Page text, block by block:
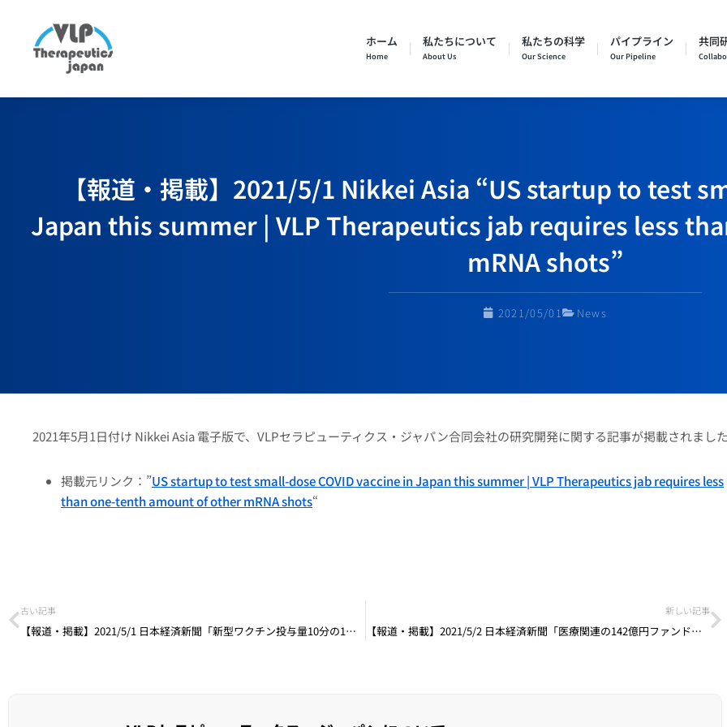
ホーム
Home
私たちについて
About Us
私たちの科学
Our Science
パイプライン
Our Pipeline
共同
【報道・掲載】2021/5/1 Nikkei Asia “US startup to test
Japan this summer | VLP Therapeutics jab requires less
mRNA shots”
2021/05/01 News
2021年5月1日付け Nikkei Asia 電子版で、VLPセラピューティクス・ジャパン合同会社の研究開発に関する記事が掲載されまし
掲載元リンク：”US startup to test small-dose COVID vaccine in Japan this summer | VLP Therapeutics jab requires less
than one-tenth amount of other mRNA shots“
古い記事
【報道・掲載】2021/5/1 日本経済新聞「新型ワクチン投与量10分の1以下 米新興、日本で治験へ」
新しい記事
【報道・掲載】2021/5/2 日本経済新聞「医療関連の142億円ファンド みやこキャピタル、革新機構も参加」